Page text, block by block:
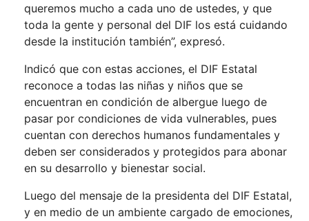
queremos mucho a cada uno de ustedes, y que
toda la gente y personal del DIF los está cuidando
desde la institución también”, expresó.
Indicó que con estas acciones, el DIF Estatal
reconoce a todas las niñas y niños que se
encuentran en condición de albergue luego de
pasar por condiciones de vida vulnerables, pues
cuentan con derechos humanos fundamentales y
deben ser considerados y protegidos para abonar
en su desarrollo y bienestar social.
Luego del mensaje de la presidenta del DIF Estatal,
y en medio de un ambiente cargado de emociones,